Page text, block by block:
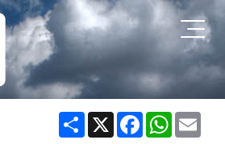
Share X Facebook